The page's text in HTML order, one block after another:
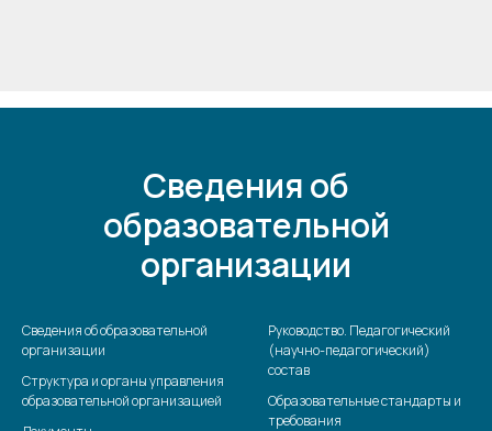
Сведения об
образовательной
организации
Сведения об образовательной
организации
Структура и органы управления
образовательной организацией
Руководство. Педагогический
(научно-педагогический)
состав
Образовательные стандарты и
требования